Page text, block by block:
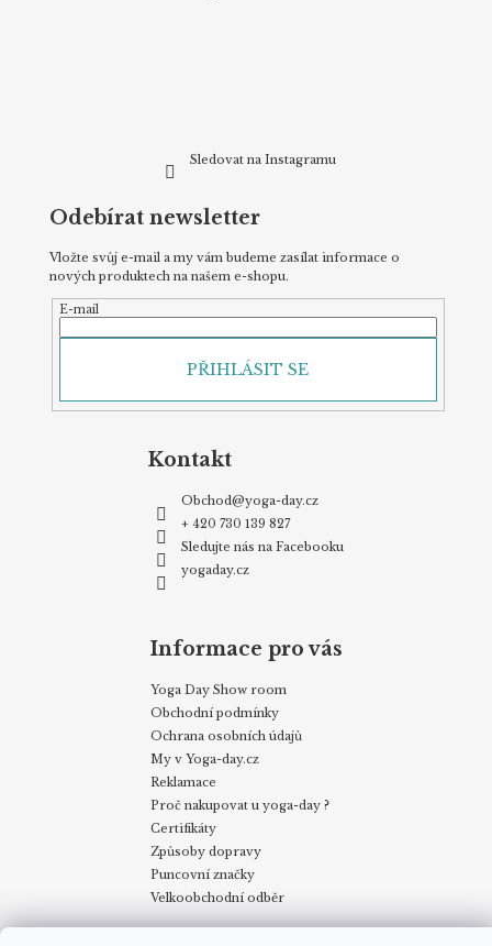
Sledovat na Instagramu
Odebírat newsletter
Vložte svůj e-mail a my vám budeme zasílat informace o
nových produktech na našem e-shopu.
E-mail
PŘIHLÁSIT SE
Kontakt
Obchod@yoga-day.cz
+ 420 730 139 827
Sledujte nás na Facebooku
yogaday.cz
Informace pro vás
Yoga Day Show room
Obchodní podmínky
Ochrana osobních údajů
My v Yoga-day.cz
Reklamace
Proč nakupovat u yoga-day ?
Certifikáty
Způsoby dopravy
Puncovní značky
Velkoobchodní odběr